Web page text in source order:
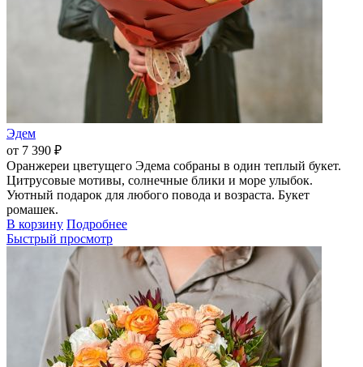
Эдем
от 7 390 ₽
Оранжереи цветущего Эдема собраны в один теплый букет.
Цитрусовые мотивы, солнечные блики и море улыбок.
Уютный подарок для любого повода и возраста. Букет
ромашек.
В корзину Подробнее
Быстрый просмотр